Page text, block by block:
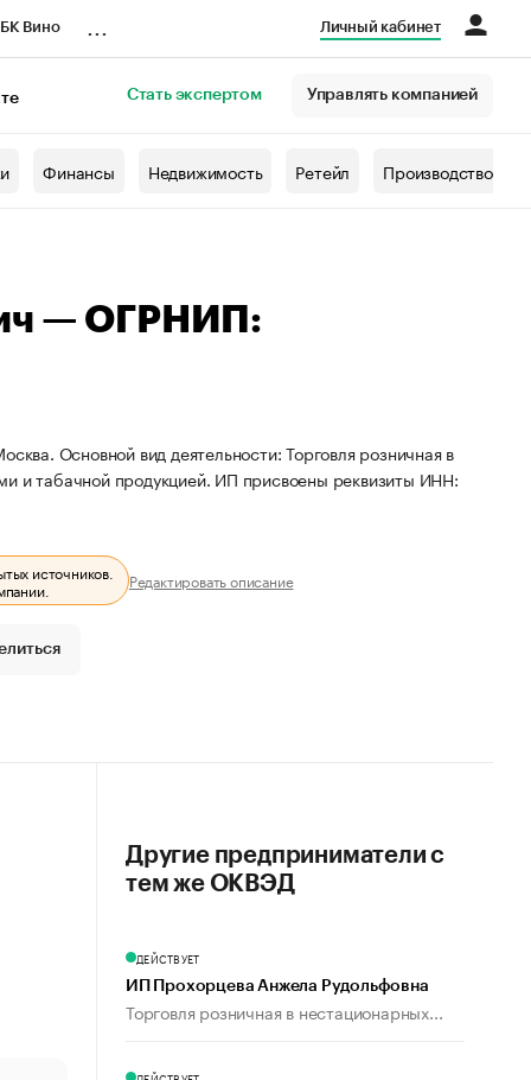
Вино Личный кабинет
Стать экспертом Управлять компанией
Финансы Недвижимость Ретейл Производство
— ОГРНИП:
Основной вид деятельности: Торговля розничная в
и табачной продукцией. ИП присвоены реквизиты ИНН:
источников. Редактировать описание
Другие предприниматели с
тем же ОКВЭД
ДЕЙСТВУЕТ
ИП Прохорцева Анжела Рудольфовна
Торговля розничная в нестационарных...